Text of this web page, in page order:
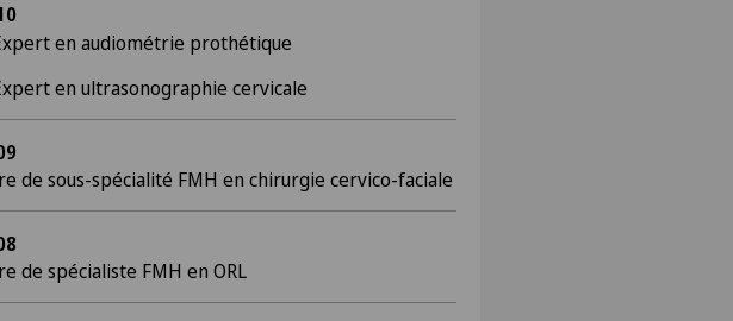
en audiométrie prothétique
en ultrasonographie cervicale
de sous-spécialité FMH en chirurgie cervico-faciale
de spécialiste FMH en ORL